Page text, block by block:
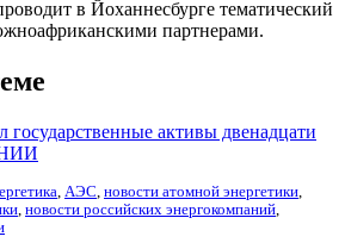
в Йоханнесбурге тематический
партнерами.
государственные активы двенадцати
НИИ
АЭС новости атомной энергетики
новости российских энергокомпаний